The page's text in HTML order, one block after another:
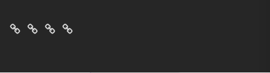
O
KontaktPolitykaRegulamin